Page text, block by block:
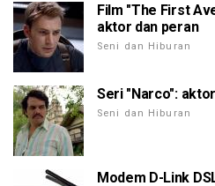
Film "The First
aktor dan peran
Seni dan Hiburan
Seri "Narco":
Seni dan Hiburan
Modem D-Link